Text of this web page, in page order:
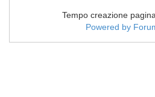
Tempo creazione
Powered by